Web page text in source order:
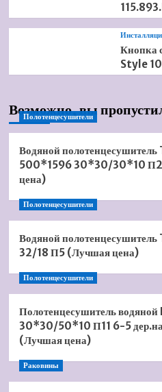
Кнопка
Style
Возможно, вы
Полотенцесушители
Водяной
500*1596 30*30/30*10
цена)
Полотенцесушители
Водяной
32/18 П5 (Лучшая цена)
Полотенцесушители
Полотенцесушитель
30*30/50*10 П11 6-5
(Лучшая цена)
Раковины